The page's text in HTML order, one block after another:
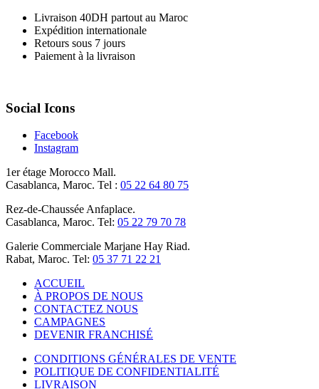
Livraison 40DH partout au Maroc
Expédition internationale
Retours sous 7 jours
Paiement à la livraison
Social Icons
Facebook
Instagram
1er étage Morocco Mall.
Casablanca, Maroc. Tel : 05 22 64 80 75
Rez-de-Chaussée Anfaplace.
Casablanca, Maroc. Tel: 05 22 79 70 78
Galerie Commerciale Marjane Hay Riad.
Rabat, Maroc. Tel: 05 37 71 22 21
ACCUEIL
À PROPOS DE NOUS
CONTACTEZ NOUS
CAMPAGNES
DEVENIR FRANCHISÉ
CONDITIONS GÉNÉRALES DE VENTE
POLITIQUE DE CONFIDENTIALITÉ
LIVRAISON